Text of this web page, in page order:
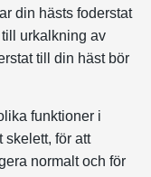
din hästs foderstat
urkalkning av
till din häst bör
funktioner i
skelett, för att
normalt och för